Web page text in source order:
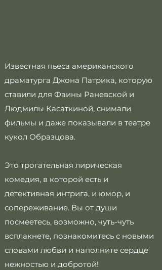
Известная пьеса американского
драматурга Джона Патрика, которую
ставили для Фаины Раневской и
Людмилы Касаткиной, снимали
фильмы и даже показывали в театре
кукол Образцова.
Это трогательная лирическая
комедия, в которой есть и
детективная интрига, и юмор, и
сопереживание. Вы от души
посмеетесь, возможно, чуть-чуть
всплакнете, познакомитесь с новыми
словами любви и наполните сердце
нежностью и добротой!